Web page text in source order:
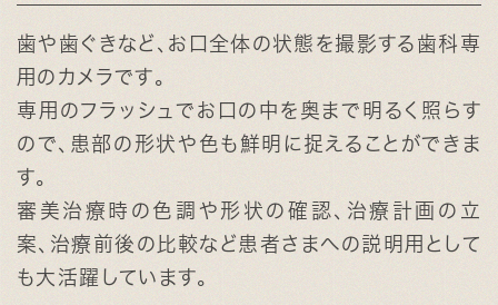
歯や歯ぐきなど、お口全体の状態を撮影する歯科専
用のカメラです。
専用のフラッシュでお口の中を奥まで明るく照らす
ので、患部の形状や色も鮮明に捉えることができま
す。
審美治療時の色調や形状の確認、治療計画の立
案、治療前後の比較など患者さまへの説明用として
も大活躍しています。